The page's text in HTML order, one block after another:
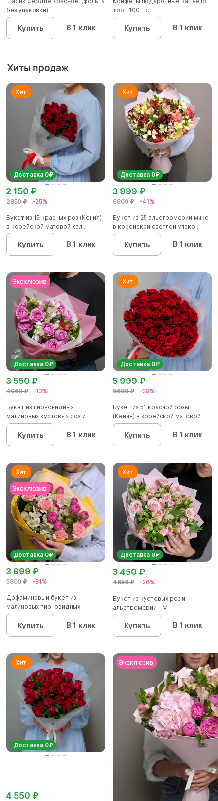
без упаковки)
Купить В 1 клик
торт 100 гр.
Купить В 1 клик
Хиты продаж
Доставка 0₽
2850 ₽ -25%
2 150 ₽
Букет из 15 красных роз (Кения)
в корейской матовой кал...
Купить В 1 клик
Доставка 0₽
6800 ₽ -41%
3 999 ₽
Букет из 25 альстромерий микс
в корейской светлой упако...
Купить В 1 клик
Доставка 0₽
4060 ₽ -13%
3 550 ₽
Букет из пионовидных
малиновых кустовых роз и
альстроме...
Купить В 1 клик
Доставка 0₽
9690 ₽ -38%
5 999 ₽
Букет из 51 красной розы
(Кения) в корейской матовой
уп...
Купить В 1 клик
Доставка 0₽
5800 ₽ -31%
3 999 ₽
Дофаминовый букет из
малиновых пионовидных
кустовых роз...
Купить В 1 клик
Доставка 0₽
4650 ₽ -26%
3 450 ₽
Букет из кустовых роз и
альстромерии - М
Купить В 1 клик
Доставка 0₽
4 550 ₽